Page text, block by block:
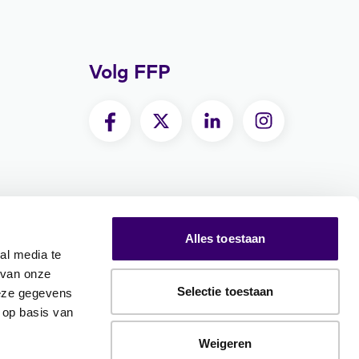
media te
onze
gegevens
basis van
Alles toestaan
Selectie toestaan
Weigeren
Volg FFP